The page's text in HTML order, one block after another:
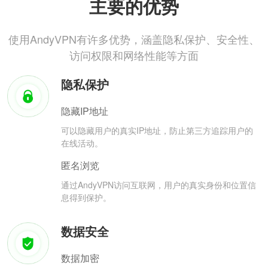
主要的优势
使用AndyVPN有许多优势，涵盖隐私保护、安全性、
访问权限和网络性能等方面
隐私保护
隐藏IP地址
可以隐藏用户的真实IP地址，防止第三方追踪用户的
在线活动。
匿名浏览
通过AndyVPN访问互联网，用户的真实身份和位置信
息得到保护。
数据安全
数据加密